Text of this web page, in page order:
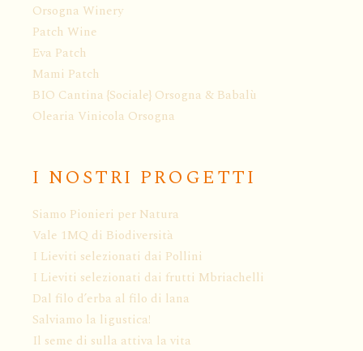
Orsogna Winery
Patch Wine
Eva Patch
Mami Patch
BIO Cantina {Sociale} Orsogna & Babalù
Olearia Vinicola Orsogna
I NOSTRI PROGETTI
Siamo Pionieri per Natura
Vale 1MQ di Biodiversità
I Lieviti selezionati dai Pollini
I Lieviti selezionati dai frutti Mbriachelli
Dal filo d’erba al filo di lana
Salviamo la ligustica!
Il seme di sulla attiva la vita